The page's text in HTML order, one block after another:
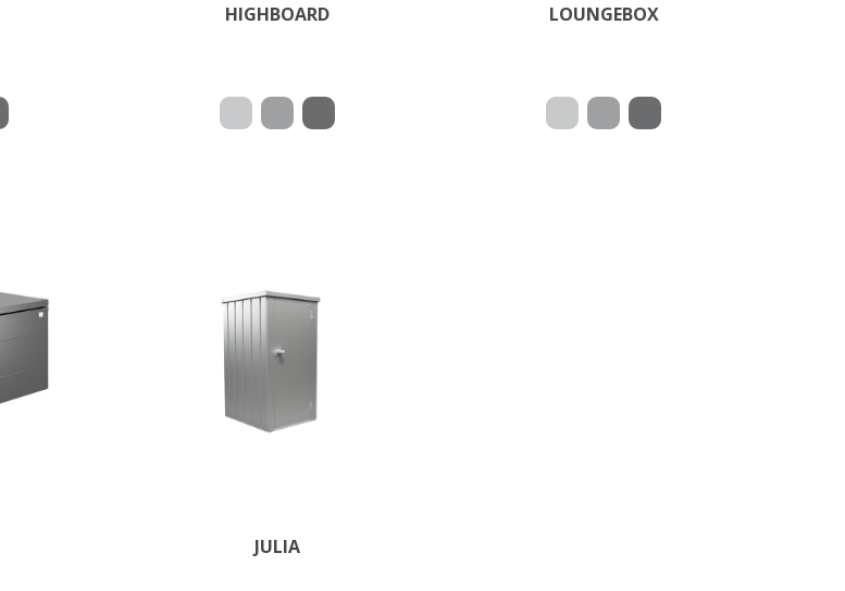
HIGHBOARD LOUNGEBOX
JULIA
Oppbevaringsplass for
balkongredskaper
OM PRODUKTET